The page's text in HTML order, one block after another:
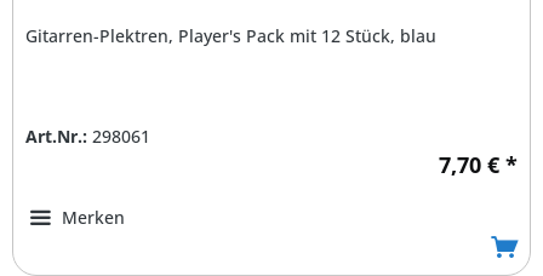
Gitarren-Plektren, Player's Pack mit 12 Stück, blau
Art.Nr.: 298061
7,70 € *
Merken